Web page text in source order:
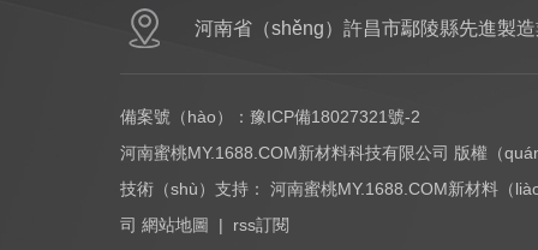
河南省（shěng）許昌市鄢陵縣先進製
備案號（hào）： 豫ICP備18027321號-2
河南蜜桃MY.1688.COM新材料科技有限公司 版權（
技術（shù）支持： 河南蜜桃MY.1688.COM新材料（
司 網站地圖 | rss訂閱